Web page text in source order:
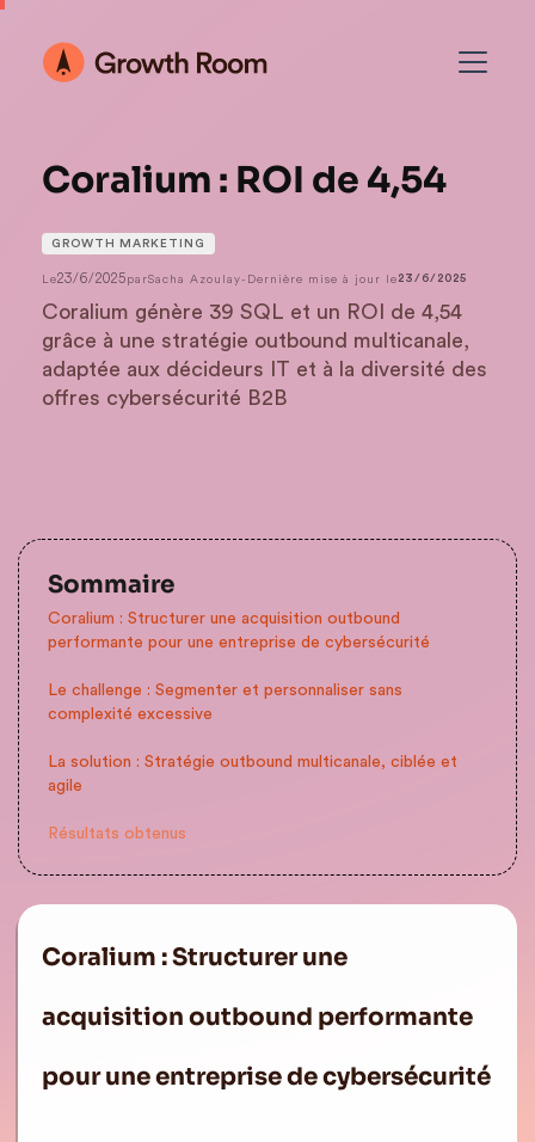
Coralium : ROI de 4,54
GROWTH MARKETING
Le23/6/2025parSacha Azoulay- Dernière mise à jour le 23/6/2025
Coralium génère 39 SQL et un ROI de 4,54
grâce à une stratégie outbound multicanale,
adaptée aux décideurs IT et à la diversité des
offres cybersécurité B2B
Sommaire
Coralium : Structurer une acquisition outbound
performante pour une entreprise de cybersécurité
Le challenge : Segmenter et personnaliser sans
complexité excessive
La solution : Stratégie outbound multicanale, ciblée et
agile
Résultats obtenus
Coralium : Structurer une
acquisition outbound performante
pour une entreprise de cybersécurité